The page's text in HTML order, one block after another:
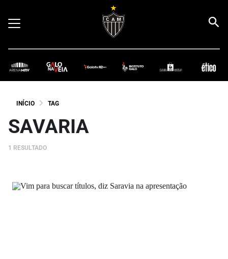
INÍCIO TAG
SAVARIA
1 RESULTADO